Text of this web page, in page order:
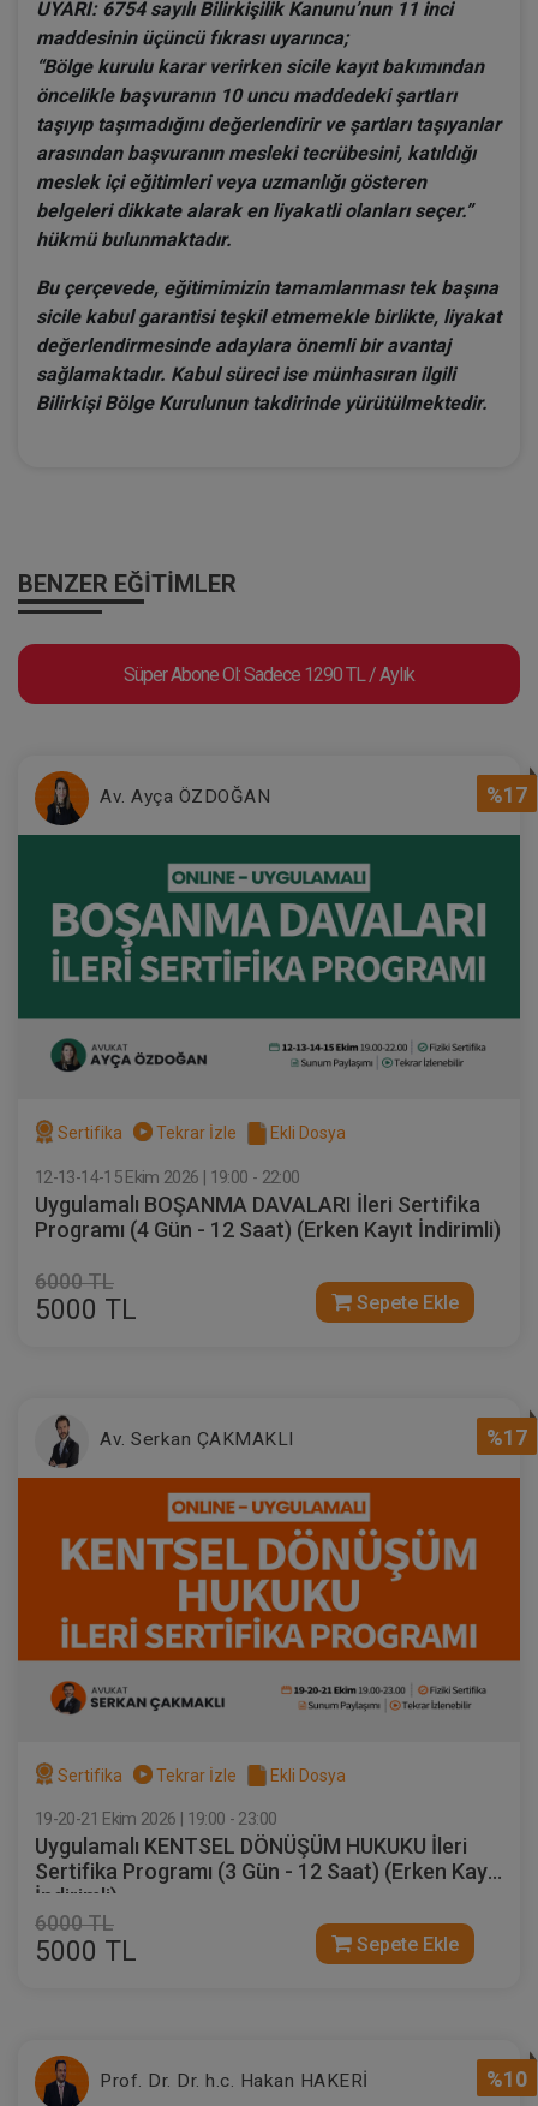
UYARI: 6754 sayılı Bilirkişilik Kanunu’nun 11 inci
maddesinin üçüncü fıkrası uyarınca;
“Bölge kurulu karar verirken sicile kayıt bakımından
öncelikle başvuranın 10 uncu maddedeki şartları
taşıyıp taşımadığını değerlendirir ve şartları taşıyanlar
arasından başvuranın mesleki tecrübesini, katıldığı
meslek içi eğitimleri veya uzmanlığı gösteren
belgeleri dikkate alarak en liyakatli olanları seçer.”
hükmü bulunmaktadır.
Bu çerçevede, eğitimimizin tamamlanması tek başına
sicile kabul garantisi teşkil etmemekle birlikte, liyakat
değerlendirmesinde adaylara önemli bir avantaj
sağlamaktadır. Kabul süreci ise münhasıran ilgili
Bilirkişi Bölge Kurulunun takdirinde yürütülmektedir.
BENZER EĞITIMLER
Süper Abone Ol: Sadece 1290 TL / Aylık
%17
Av. Ayça ÖZDOĞAN
Sertifika Tekrar İzle Ekli Dosya
12-13-14-15 Ekim 2026 | 19:00 - 22:00
Uygulamalı BOŞANMA DAVALARI İleri Sertifika
Programı (4 Gün - 12 Saat) (Erken Kayıt İndirimli)
6000 TL
5000 TL Sepete Ekle
%17
Av. Serkan ÇAKMAKLI
Sertifika Tekrar İzle Ekli Dosya
19-20-21 Ekim 2026 | 19:00 - 23:00
Uygulamalı KENTSEL DÖNÜŞÜM HUKUKU İleri
Sertifika Programı (3 Gün - 12 Saat) (Erken Kayıt
İndirimli)
6000 TL
5000 TL Sepete Ekle
%10
Prof. Dr. Dr. h.c. Hakan HAKERİ